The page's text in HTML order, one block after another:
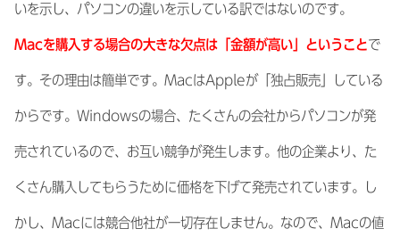
いを示し、パソコンの違いを示している訳ではないのです。
Macを購入する場合の大きな欠点は「金額が高い」ということで
す。その理由は簡単です。MacはAppleが「独占販売」している
からです。Windowsの場合、たくさんの会社からパソコンが発
売されているので、お互い競争が発生します。他の企業より、た
くさん購入してもらうために価格を下げて発売されています。し
かし、Macには競合他社が一切存在しません。なので、Macの値